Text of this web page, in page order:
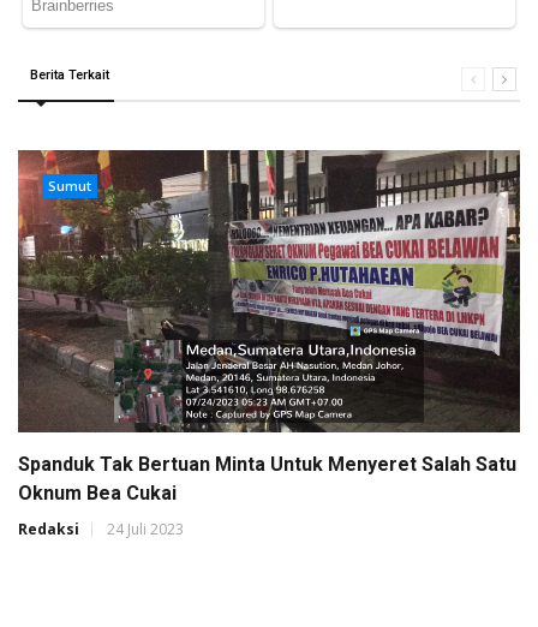
Berita Terkait
Sumut
Spanduk Tak Bertuan Minta Untuk Menyeret Salah Satu
Oknum Bea Cukai
Redaksi 24 Juli 2023